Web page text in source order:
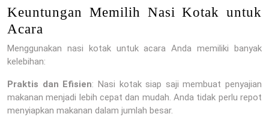
Keuntungan Memilih Nasi Kotak untuk
Acara
Menggunakan nasi kotak untuk acara Anda memiliki banyak
kelebihan:
Praktis dan Efisien: Nasi kotak siap saji membuat penyajian
makanan menjadi lebih cepat dan mudah. Anda tidak perlu repot
menyiapkan makanan dalam jumlah besar.